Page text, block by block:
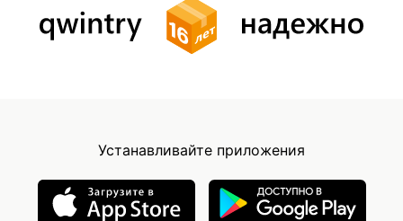
Устанавливайте приложения